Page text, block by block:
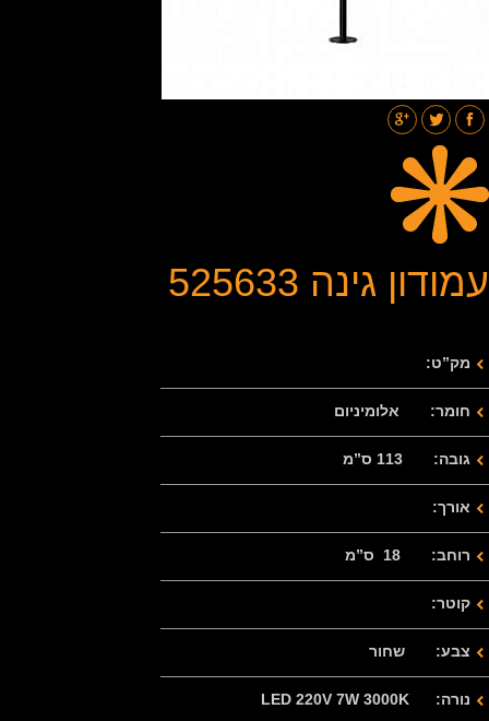
צור קשר
עמודון גינה 525633
מק”ט:
חומר: אלומיניום
גובה: 113 ס”מ
אורך:
רוחב: 18 ס”מ
קוטר:
צבע: שחור
נורה: LED 220V 7W 3000K